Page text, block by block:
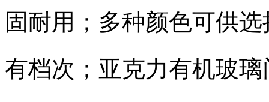
固耐用；多种颜色可供
有档次；亚克力有机玻